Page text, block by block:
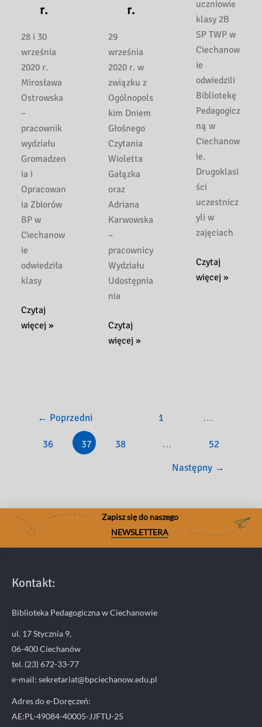
r.
28 i 30
września
2020 r.
Mirosława
Ostrowska
–
pracownik
wydziału
Gromadzen
ia i
Opracowan
ia Zbiorów
BP w
Ciechanow
ie
odwiedziła
klasy
Ogólnopolski
Dzień
września
2020
Czytaj
więcej »
r.
29
września
2020 r. w
związku z
Ogólnopols
kim Dniem
Głośnego
Czytania
Wioletta
Gałązka
oraz
Adriana
Karwowska
–
pracownicy
Wydziału
Udostępnia
nia
Ogólnopolski
Dzień
września
2020
r.
Czytaj
więcej »
uczniowie
klasy 2B
SP TWP w
Ciechanow
ie
odwiedzili
Bibliotekę
Pedagogicz
ną w
Ciechanow
ie.
Drugoklasi
ści
uczestnicz
yli w
zajęciach
Zajęcia
„Kosmiczna
Czytaj
więcej »
← Poprzedni 1 …
36 37 38 …
52
Następny →
Zapisz się do naszego
NEWSLETTERA
Kontakt:
Biblioteka Pedagogiczna w Ciechanowie
ul. 17 Stycznia 9,
06-400 Ciechanów
tel. (23) 672-33-77
e-mail: sekretariat@bpciechanow.edu.pl
Adres do e-Doręczeń:
AE:PL-49084-40005-JJFTU-25